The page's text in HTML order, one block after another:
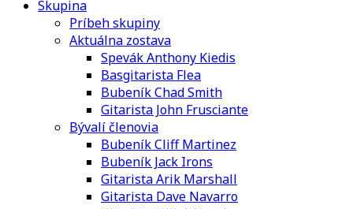
Skupina
Príbeh skupiny
Aktuálna zostava
Spevák Anthony Kiedis
Basgitarista Flea
Bubeník Chad Smith
Gitarista John Frusciante
Bývalí členovia
Bubeník Cliff Martinez
Bubeník Jack Irons
Gitarista Arik Marshall
Gitarista Dave Navarro